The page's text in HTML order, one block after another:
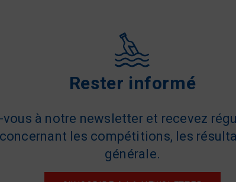
Rester informé
à notre newsletter et recevez
les compétitions, les
générale.